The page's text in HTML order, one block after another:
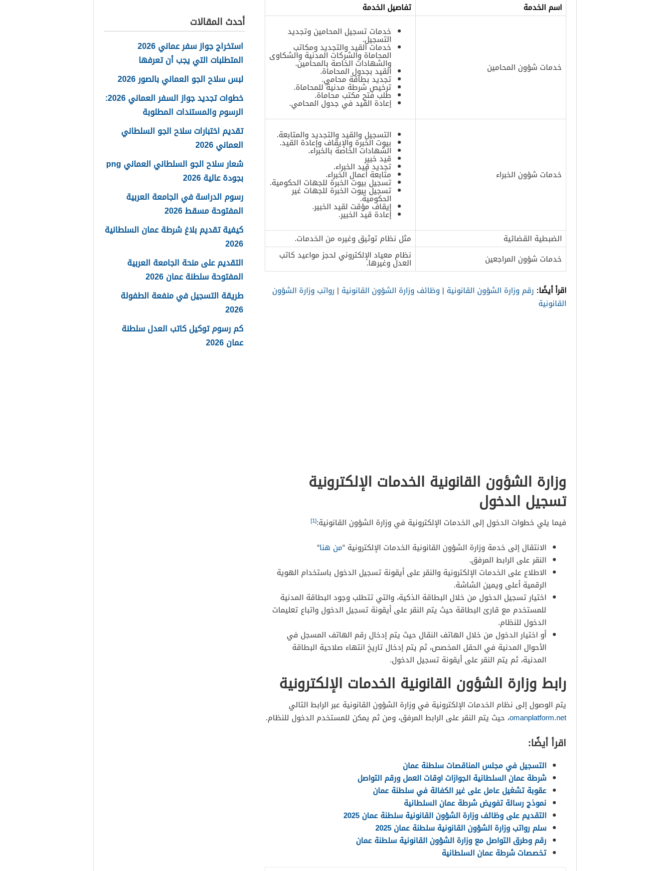
اسم الخدمة تفاصيل الخدمة
خدمات شؤون المحامين
خدمات تسجيل المحامين وتجديد
التسجيل.
خدمات القيد والتجديد ومكاتب
المحاماة والشركات المدنية والشكاوى
والشهادات الخاصة بالمحامين.
القيد بجدول المحاماة.
تجديد بطاقة محامي.
ترخيص شرطة مدنية للمحاماة.
طلب فتح مكتب محاماة.
إعادة القيد في جدول المحامي.
خدمات شؤون الخبراء
التسجيل والقيد والتجديد والمتابعة.
بيوت الخبرة والإيقاف وإعادة القيد.
الشهادات الخاصة بالخبراء.
قيد خبير
تجديد قيد الخبراء.
متابعة أعمال الخبراء.
تسجيل بيوت الخبرة للجهات الحكومية.
تسجيل بيوت الخبرة للجهات غير
الحكومية.
إيقاف مؤقت لقيد الخبير.
إعادة قيد الخبير.
الضبطية القضائية
مثل نظام توثيق وغيره من الخدمات.
خدمات شؤون المراجعين
نظام معياد الإلكتروني لحجز مواعيد كاتب
العدل وغيرها.
اقرأ أيضًا: رقم وزارة الشؤون القانونية | وظائف وزارة الشؤون القانونية | رواتب وزارة الشؤون
القانونية
وزارة الشؤون القانونية الخدمات الإلكترونية
تسجيل الدخول
فيما يلي خطوات الدخول إلى الخدمات الإلكترونية في وزارة الشؤون القانونية:[1]
الانتقال إلى خدمة وزارة الشؤون القانونية الخدمات الإلكترونية “من هنا“
النقر على الرابط المرفق.
الاطلاع على الخدمات الإلكترونية والنقر على أيقونة تسجيل الدخول باستخدام الهوية
الرقمية أعلى ويمين الشاشة.
اختيار تسجيل الدخول من خلال البطاقة الذكية، والتي تتطلب وجود البطاقة المدنية
للمستخدم مع قارئ البطاقة حيث يتم النقر على أيقونة تسجيل الدخول واتباع تعليمات
الدخول للنظام.
أو اختيار الدخول من خلال الهاتف النقال حيث يتم إدخال رقم الهاتف المسجل في
الأحوال المدنية في الحقل المخصص، ثم يتم إدخال تاريخ انتهاء صلاحية البطاقة
المدنية، ثم يتم النقر على أيقونة تسجيل الدخول.
رابط وزارة الشؤون القانونية الخدمات الإلكترونية
يتم الوصول إلى نظام الخدمات الإلكترونية في وزارة الشؤون القانونية عبر الرابط التالي
omanplatform.net، حيث يتم النقر على الرابط المرفق، ومن ثم يمكن للمستخدم الدخول للنظام.
اقرأ أيضًا:
التسجيل في مجلس المناقصات سلطنة عمان
شرطة عمان السلطانية الجوازات اوقات العمل ورقم التواصل
عقوبة تشغيل عامل على غير الكفالة في سلطنة عمان
نموذج رسالة تفويض شرطة عمان السلطانية
التقديم على وظائف وزارة الشؤون القانونية سلطنة عمان 2025
سلم رواتب وزارة الشؤون القانونية سلطنة عمان 2025
رقم وطرق التواصل مع وزارة الشؤون القانونية سلطنة عمان
تخصصات شرطة عمان السلطانية
أحدث المقالات
استخراج جواز سفر عماني 2026
المتطلبات التي يجب أن تعرفها
لبس سلاح الجو العماني بالصور 2026
خطوات تجديد جواز السفر العماني 2026:
الرسوم والمستندات المطلوبة
تقديم اختبارات سلاح الجو السلطاني
العماني 2026
شعار سلاح الجو السلطاني العماني png
بجودة عالية 2026
رسوم الدراسة في الجامعة العربية
المفتوحة مسقط 2026
كيفية تقديم بلاغ شرطة عمان السلطانية
2026
التقديم على منحة الجامعة العربية
المفتوحة سلطنة عمان 2026
طريقة التسجيل في منفعة الطفولة
2026
كم رسوم توكيل كاتب العدل سلطنة
عمان 2026